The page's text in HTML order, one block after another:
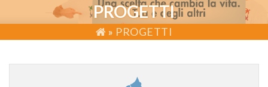
PROGETTI
» PROGETTI